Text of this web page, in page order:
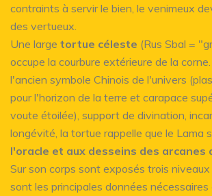
contraints à servir le bien, le venimeux
des vertueux.
Une large tortue céleste (Rus Sbal =
occupe la courbure extérieure de la
l'ancien symbole Chinois de l'univers
pour l'horizon de la terre et carapace
voute étoilée), support de divination,
longévité, la tortue rappelle que le Lama
l'oracle et aux desseins des arcanes
Sur son corps sont exposés trois niveaux
sont les principales données